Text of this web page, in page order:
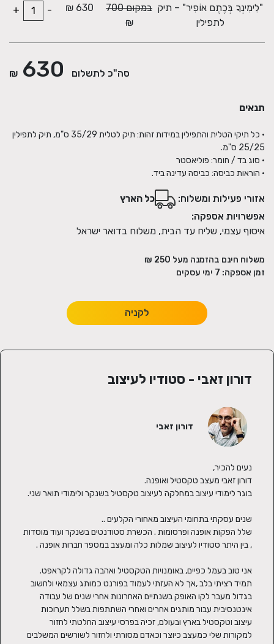
"לִימִינְךָ בְּכֶתֶם אוֹפִיר" – תיק
לתפילין
במקום 700
₪
630 ₪
-
+
סה"כ לתשלום 630
₪
תנאים
• כל תיקי הטלית והתפילין במידות זהות: תיק לטלית 35/29 ס"מ, תיק לתפילין
• הוראות כביסה: כביסה עדינה ביד.
אזורי פעילות ומשלוח:
כל הארץ
אפשרויות אספקה:
איסוף עצמי, שליח עד הבית, משלוח בדואר ישראל
משלוח חינם בהזמנה מעל 250
₪
זמן אספקה: 7 ימי עסקים
לקניה
דורון זאבי - סטודיו לעיצוב
דורון זאבי